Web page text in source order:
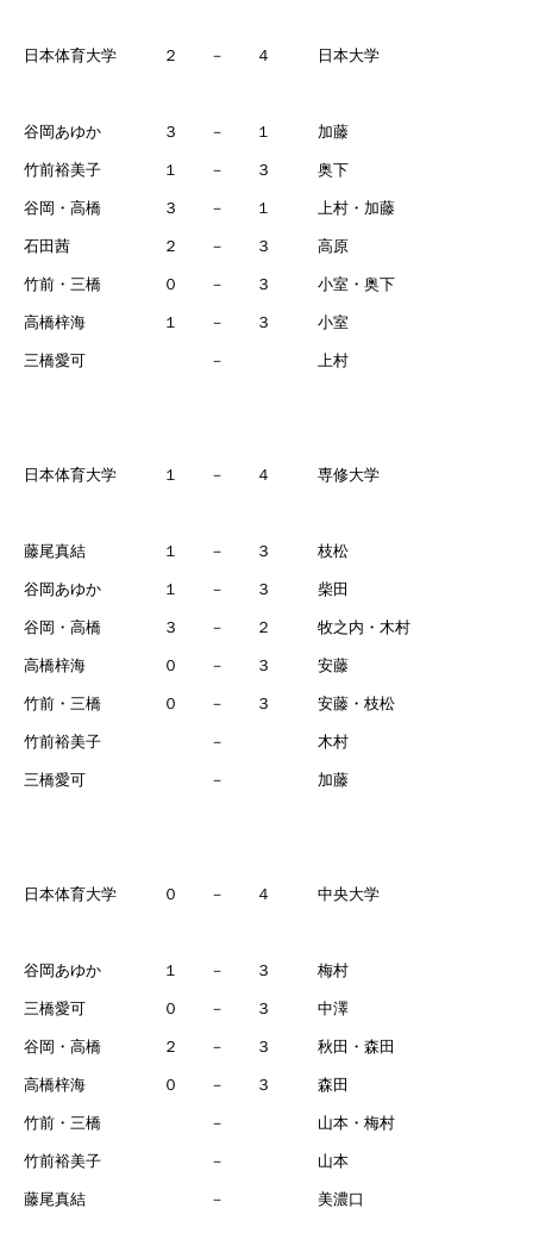
日本体育大学 ２ － ４ 日本大学
谷岡あゆか ３ － １ 加藤
竹前裕美子 １ － ３ 奥下
谷岡・高橋 ３ － １ 上村・加藤
石田茜 ２ － ３ 高原
竹前・三橋 ０ － ３ 小室・奥下
高橋梓海 １ － ３ 小室
三橋愛可 － 上村
日本体育大学 １ － ４ 専修大学
藤尾真結 １ － ３ 枝松
谷岡あゆか １ － ３ 柴田
谷岡・高橋 ３ － ２ 牧之内・木村
高橋梓海 ０ － ３ 安藤
竹前・三橋 ０ － ３ 安藤・枝松
竹前裕美子 － 木村
三橋愛可 － 加藤
日本体育大学 ０ － ４ 中央大学
谷岡あゆか １ － ３ 梅村
三橋愛可 ０ － ３ 中澤
谷岡・高橋 ２ － ３ 秋田・森田
高橋梓海 ０ － ３ 森田
竹前・三橋 － 山本・梅村
竹前裕美子 － 山本
藤尾真結 － 美濃口